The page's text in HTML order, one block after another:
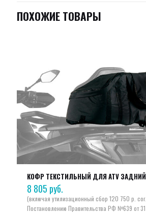
ПОХОЖИЕ ТОВАРЫ
КОФР ТЕКСТИЛЬНЫЙ ДЛЯ ATV ЗАДНИЙ
8 805 руб.